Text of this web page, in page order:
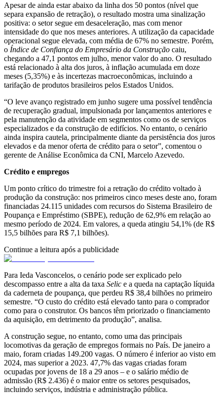
Apesar de ainda estar abaixo da linha dos 50 pontos (nível que
separa expansão de retração), o resultado mostra uma sinalização
positiva: o setor segue em desaceleração, mas com menor
intensidade do que nos meses anteriores. A utilização da capacidade
operacional segue elevada, com média de 67% no semestre. Porém,
o Índice de Confiança do Empresário da Construção caiu,
chegando a 47,1 pontos em julho, menor valor do ano. O resultado
está relacionado à alta dos juros, à inflação acumulada em doze
meses (5,35%) e às incertezas macroeconômicas, incluindo a
tarifação de produtos brasileiros pelos Estados Unidos.
“O leve avanço registrado em junho sugere uma possível tendência
de recuperação gradual, impulsionada por lançamentos anteriores e
pela manutenção da atividade em segmentos como os de serviços
especializados e da construção de edifícios. No entanto, o cenário
ainda inspira cautela, principalmente diante da persistência dos juros
elevados e da menor oferta de crédito para o setor”, comentou o
gerente de Análise Econômica da CNI, Marcelo Azevedo.
Crédito e empregos
Um ponto crítico do trimestre foi a retração do crédito voltado à
produção da construção: nos primeiros cinco meses deste ano, foram
financiadas 24.115 unidades com recursos do Sistema Brasileiro de
Poupança e Empréstimo (SBPE), redução de 62,9% em relação ao
mesmo período de 2024. Em valores, a queda atingiu 54,1% (de R$
15,5 bilhões para R$ 7,1 bilhões).
Continue a leitura após a publicidade
Para Ieda Vasconcelos, o cenário pode ser explicado pelo
descompasso entre a alta da taxa Selic e a queda na captação líquida
da caderneta de poupança, que perdeu R$ 38,4 bilhões no primeiro
semestre. “O custo do crédito está elevado tanto para o comprador
como para o construtor. Os bancos têm priorizado o financiamento
da aquisição, em detrimento da produção”, analisa.
A construção segue, no entanto, como uma das principais
locomotivas da geração de empregos formais no País. De janeiro a
maio, foram criadas 149.200 vagas. O número é inferior ao visto em
2024, mas superior a 2023. 47,7% das vagas criadas foram
ocupadas por jovens de 18 a 29 anos – e o salário médio de
admissão (R$ 2.436) é o maior entre os setores pesquisados,
incluindo serviços, indústria e administração pública.